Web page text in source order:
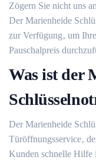
Zögern Sie nicht uns
Der Marienheide
zur Verfügung‚ um
Pauschalpreis
Was ist der
Der Marienheide
Türöffnungsservice‚
Kunden schnelle Hilfe